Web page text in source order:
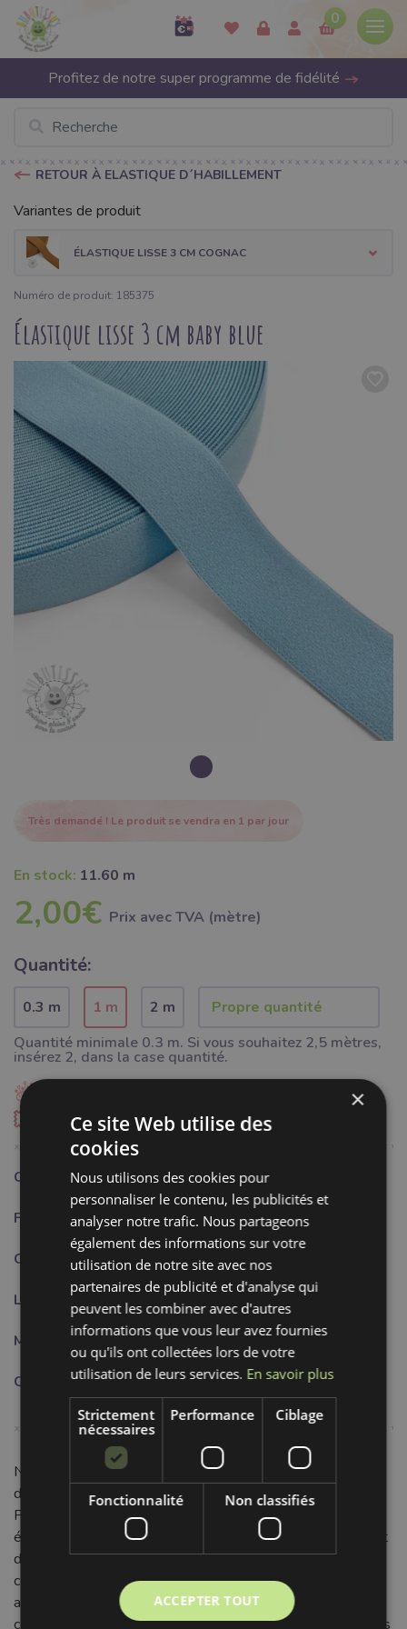
0
Profitez de notre super programme de fidélité
RETOUR À ELASTIQUE D´HABILLEMENT
Variantes de produit
ÉLASTIQUE LISSE 3 CM COGNAC
Numéro de produit: 185375
Élastique lisse 3 cm baby blue
Très demandé ! Le produit se vendra en 1 par jour
En stock: 11.60 m
2,00€ Prix ​​avec TVA (mètre)
Quantité:
0.3 m 1 m
2 m
Quantité minimale 0.3 m. Si vous souhaitez 2,5 mètres,
insérez 2, dans la case quantité.
Commander un échantillon
Catégorie: Mercerie
Fabricant: Bubulákovo s.r.o www.bubutissus,fr
Composition: 85% PA + 10% PE + 5% EL
Largeur:
Motif: Uni
Couleur: bleu
Notre Élastique lisse 3 cm baby blue est l'atout confort et
durabilité pour toutes vos créations. Composé de 85%
Polyamide, 10% Polyester et 5% Élasthanne, il offre une
élasticité fiable et une résistance accrue. Sa texture lisse et
douce garantit un port agréable, sans aucune gêne. La
couleur bleu uni, fraîche et apaisante, est idéale pour
apporter une touche de délicatesse à vos projets de
couture. Parfait pour les ceintures de jupes et pantalons, les
×
Ce site Web utilise des
cookies
Nous utilisons des cookies pour
personnaliser le contenu, les publicités et
analyser notre trafic. Nous partageons
également des informations sur votre
utilisation de notre site avec nos
partenaires de publicité et d'analyse qui
peuvent les combiner avec d'autres
informations que vous leur avez fournies
ou qu'ils ont collectées lors de votre
utilisation de leurs services. En savoir plus
Strictement
nécessaires
Performance Ciblage
Fonctionnalité Non classifiés
ACCEPTER TOUT